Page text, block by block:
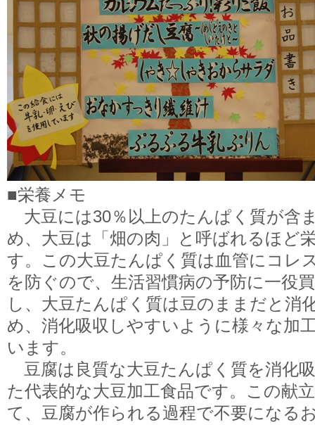
■栄養メモ
大豆には30％以上のたんぱく質が含
め、大豆は「畑の肉」と呼ばれるほど
す。この大豆たんぱく質は血管にコレ
を防ぐので、生活習慣病の予防に一役
し、大豆たんぱく質は豆のままだと消
め、消化吸収しやすいように様々な加
います。
豆腐は良質な大豆たんぱく質を消化
た代表的な大豆加工食品です。この献
て、豆腐が作られる過程で不要になる